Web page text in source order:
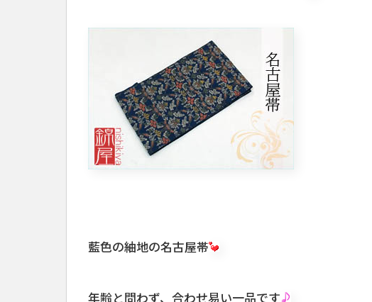
藍色の紬地の名古屋帯
年齢と問わず、合わせ易い一品です